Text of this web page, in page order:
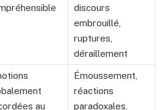
discours
embrouillé,
ruptures,
déraillement
au
Émoussement,
réactions
paradoxales,